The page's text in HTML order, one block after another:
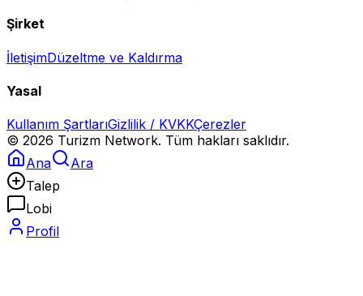
Şirket
İletişimDüzeltme ve Kaldırma
Yasal
Kullanım ŞartlarıGizlilik / KVKKÇerezler
© 2026 Turizm Network. Tüm hakları saklıdır.
Ana
Ara
Talep
Lobi
Profil